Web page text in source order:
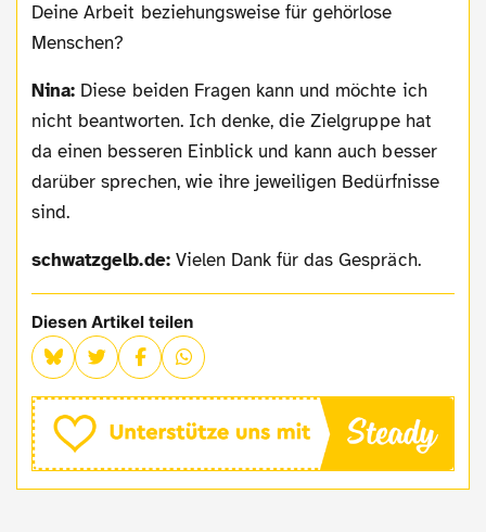
Deine Arbeit beziehungsweise für gehörlose
Menschen?
Nina: Diese beiden Fragen kann und möchte ich
nicht beantworten. Ich denke, die Zielgruppe hat
da einen besseren Einblick und kann auch besser
darüber sprechen, wie ihre jeweiligen Bedürfnisse
sind.
schwatzgelb.de: Vielen Dank für das Gespräch.
Diesen Artikel teilen